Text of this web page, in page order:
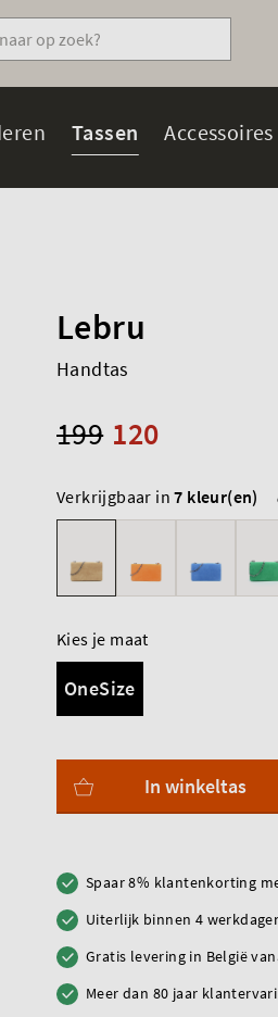
Tassen Accessoires
Lebru
Handtas
120
199
Verkrijgbaar in7 kleur(en)
Kies je maat
OneSize
In winkeltas
Spaar 8% klantenkorting
Uiterlijk binnen 4
Gratis levering in België
Meer dan 80 jaar